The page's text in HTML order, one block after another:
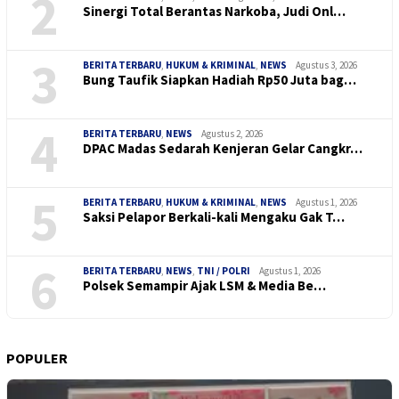
2 Sinergi Total Berantas Narkoba, Judi Onl…
3 BERITA TERBARU, HUKUM & KRIMINAL, NEWS Agustus 3, 2026
Bung Taufik Siapkan Hadiah Rp50 Juta bag…
4 BERITA TERBARU, NEWS Agustus 2, 2026
DPAC Madas Sedarah Kenjeran Gelar Cangkr…
5 BERITA TERBARU, HUKUM & KRIMINAL, NEWS Agustus 1, 2026
Saksi Pelapor Berkali-kali Mengaku Gak T…
6 BERITA TERBARU, NEWS, TNI / POLRI Agustus 1, 2026
Polsek Semampir Ajak LSM & Media Be…
POPULER